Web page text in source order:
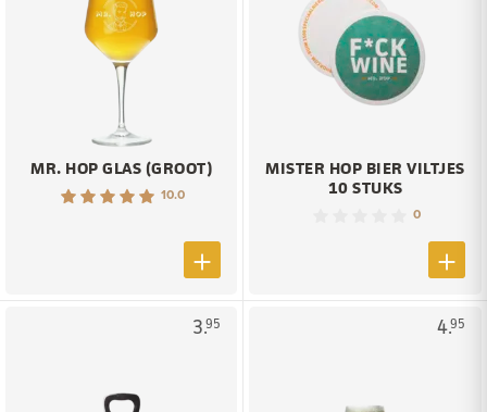
MR. HOP GLAS (GROOT)
10.0
MISTER HOP BIER VILTJES
10 STUKS
0
3.95 4.95